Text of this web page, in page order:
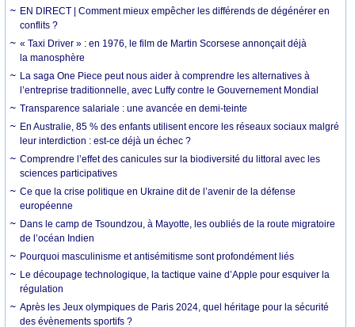
EN DIRECT | Comment mieux empêcher les différends de dégénérer en
conflits ?
« Taxi Driver » : en 1976, le film de Martin Scorsese annonçait déjà
la manosphère
La saga One Piece peut nous aider à comprendre les alternatives à
l’entreprise traditionnelle, avec Luffy contre le Gouvernement Mondial
Transparence salariale : une avancée en demi-teinte
En Australie, 85 % des enfants utilisent encore les réseaux sociaux malgré
leur interdiction : est-ce déjà un échec ?
Comprendre l’effet des canicules sur la biodiversité du littoral avec les
sciences participatives
Ce que la crise politique en Ukraine dit de l’avenir de la défense
européenne
Dans le camp de Tsoundzou, à Mayotte, les oubliés de la route migratoire
de l’océan Indien
Pourquoi masculinisme et antisémitisme sont profondément liés
Le découpage technologique, la tactique vaine d’Apple pour esquiver la
régulation
Après les Jeux olympiques de Paris 2024, quel héritage pour la sécurité
des évènements sportifs ?